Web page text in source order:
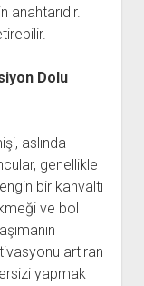
anahtarıdır.
Dolu
aslında
genellikle
bir kahvaltı
ve bol
artıran
yapmak